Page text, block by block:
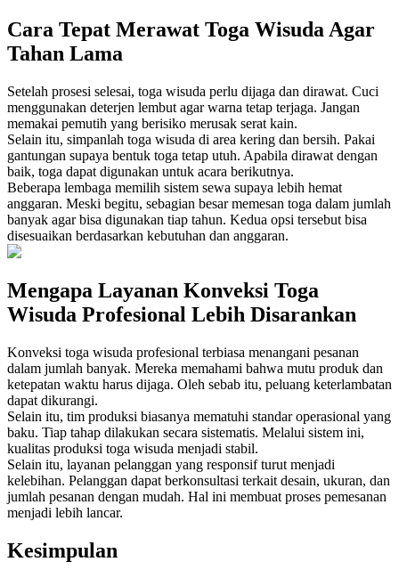
Cara Tepat Merawat Toga Wisuda Agar
Tahan Lama
Setelah prosesi selesai, toga wisuda perlu dijaga dan dirawat. Cuci
menggunakan deterjen lembut agar warna tetap terjaga. Jangan
memakai pemutih yang berisiko merusak serat kain.
Selain itu, simpanlah toga wisuda di area kering dan bersih. Pakai
gantungan supaya bentuk toga tetap utuh. Apabila dirawat dengan
baik, toga dapat digunakan untuk acara berikutnya.
Beberapa lembaga memilih sistem sewa supaya lebih hemat
anggaran. Meski begitu, sebagian besar memesan toga dalam jumlah
banyak agar bisa digunakan tiap tahun. Kedua opsi tersebut bisa
disesuaikan berdasarkan kebutuhan dan anggaran.
Mengapa Layanan Konveksi Toga
Wisuda Profesional Lebih Disarankan
Konveksi toga wisuda profesional terbiasa menangani pesanan
dalam jumlah banyak. Mereka memahami bahwa mutu produk dan
ketepatan waktu harus dijaga. Oleh sebab itu, peluang keterlambatan
dapat dikurangi.
Selain itu, tim produksi biasanya mematuhi standar operasional yang
baku. Tiap tahap dilakukan secara sistematis. Melalui sistem ini,
kualitas produksi toga wisuda menjadi stabil.
Selain itu, layanan pelanggan yang responsif turut menjadi
kelebihan. Pelanggan dapat berkonsultasi terkait desain, ukuran, dan
jumlah pesanan dengan mudah. Hal ini membuat proses pemesanan
menjadi lebih lancar.
Kesimpulan